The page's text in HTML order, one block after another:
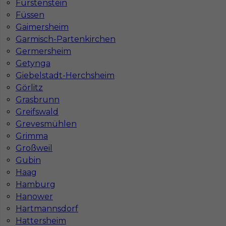
Fürstenstein
Füssen
Gaimersheim
Garmisch-Partenkirchen
Germersheim
Getynga
Giebelstadt-Herchsheim
Görlitz
Grasbrunn
Greifswald
Grevesmühlen
Grimma
Großweil
Gubin
Haag
Hamburg
Hanower
Hartmannsdorf
Hattersheim
Mapa ofert pracy
Mapa kategorii
Informacje w sprawie pracy
Telefon:793-577-977
Dane firmy
In-Serv Team Sp. z o.o.